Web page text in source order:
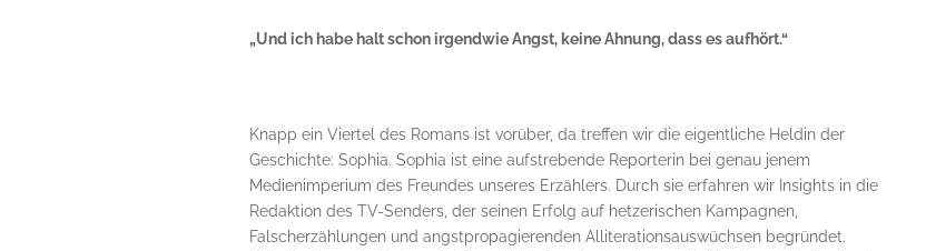
„Und ich habe halt schon irgendwie Angst, keine Ahnung, dass es aufhört.“
Knapp ein Viertel des Romans ist vorüber, da treffen wir die eigentliche Heldin der
Geschichte: Sophia. Sophia ist eine aufstrebende Reporterin bei genau jenem
Medienimperium des Freundes unseres Erzählers. Durch sie erfahren wir Insights in die
Redaktion des TV-Senders, der seinen Erfolg auf hetzerischen Kampagnen,
Falscherzählungen und angstpropagierenden Alliterationsauswüchsen begründet.